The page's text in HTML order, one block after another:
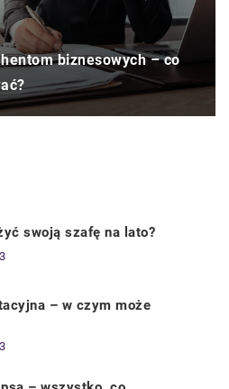
biznesowych – co
swoją szafę na lato?
– w czym może